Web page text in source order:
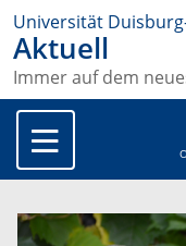
Universität
Aktuell
Immer auf dem